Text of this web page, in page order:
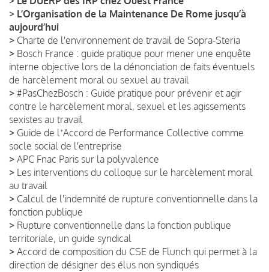
> L’Organisation de la Maintenance De Rome jusqu’à
aujourd’hui
> Charte de l'environnement de travail de Sopra-Steria
> Bosch France : guide pratique pour mener une enquête
interne objective lors de la dénonciation de faits éventuels
de harcèlement moral ou sexuel au travail
> #PasChezBosch : Guide pratique pour prévenir et agir
contre le harcèlement moral, sexuel et les agissements
sexistes au travail
> Guide de lʼAccord de Performance Collective comme
socle social de l'entreprise
> APC Fnac Paris sur la polyvalence
> Les interventions du colloque sur le harcèlement moral
au travail
> Calcul de l'indemnité de rupture conventionnelle dans la
fonction publique
> Rupture conventionnelle dans la fonction publique
territoriale, un guide syndical
> Accord de composition du CSE de Flunch qui permet à la
direction de désigner des élus non syndiqués